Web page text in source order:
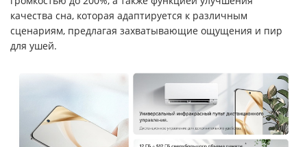
качества сна, которая адаптируется к различным
сценариям, предлагая захватывающие ощущения и пир
для ушей.